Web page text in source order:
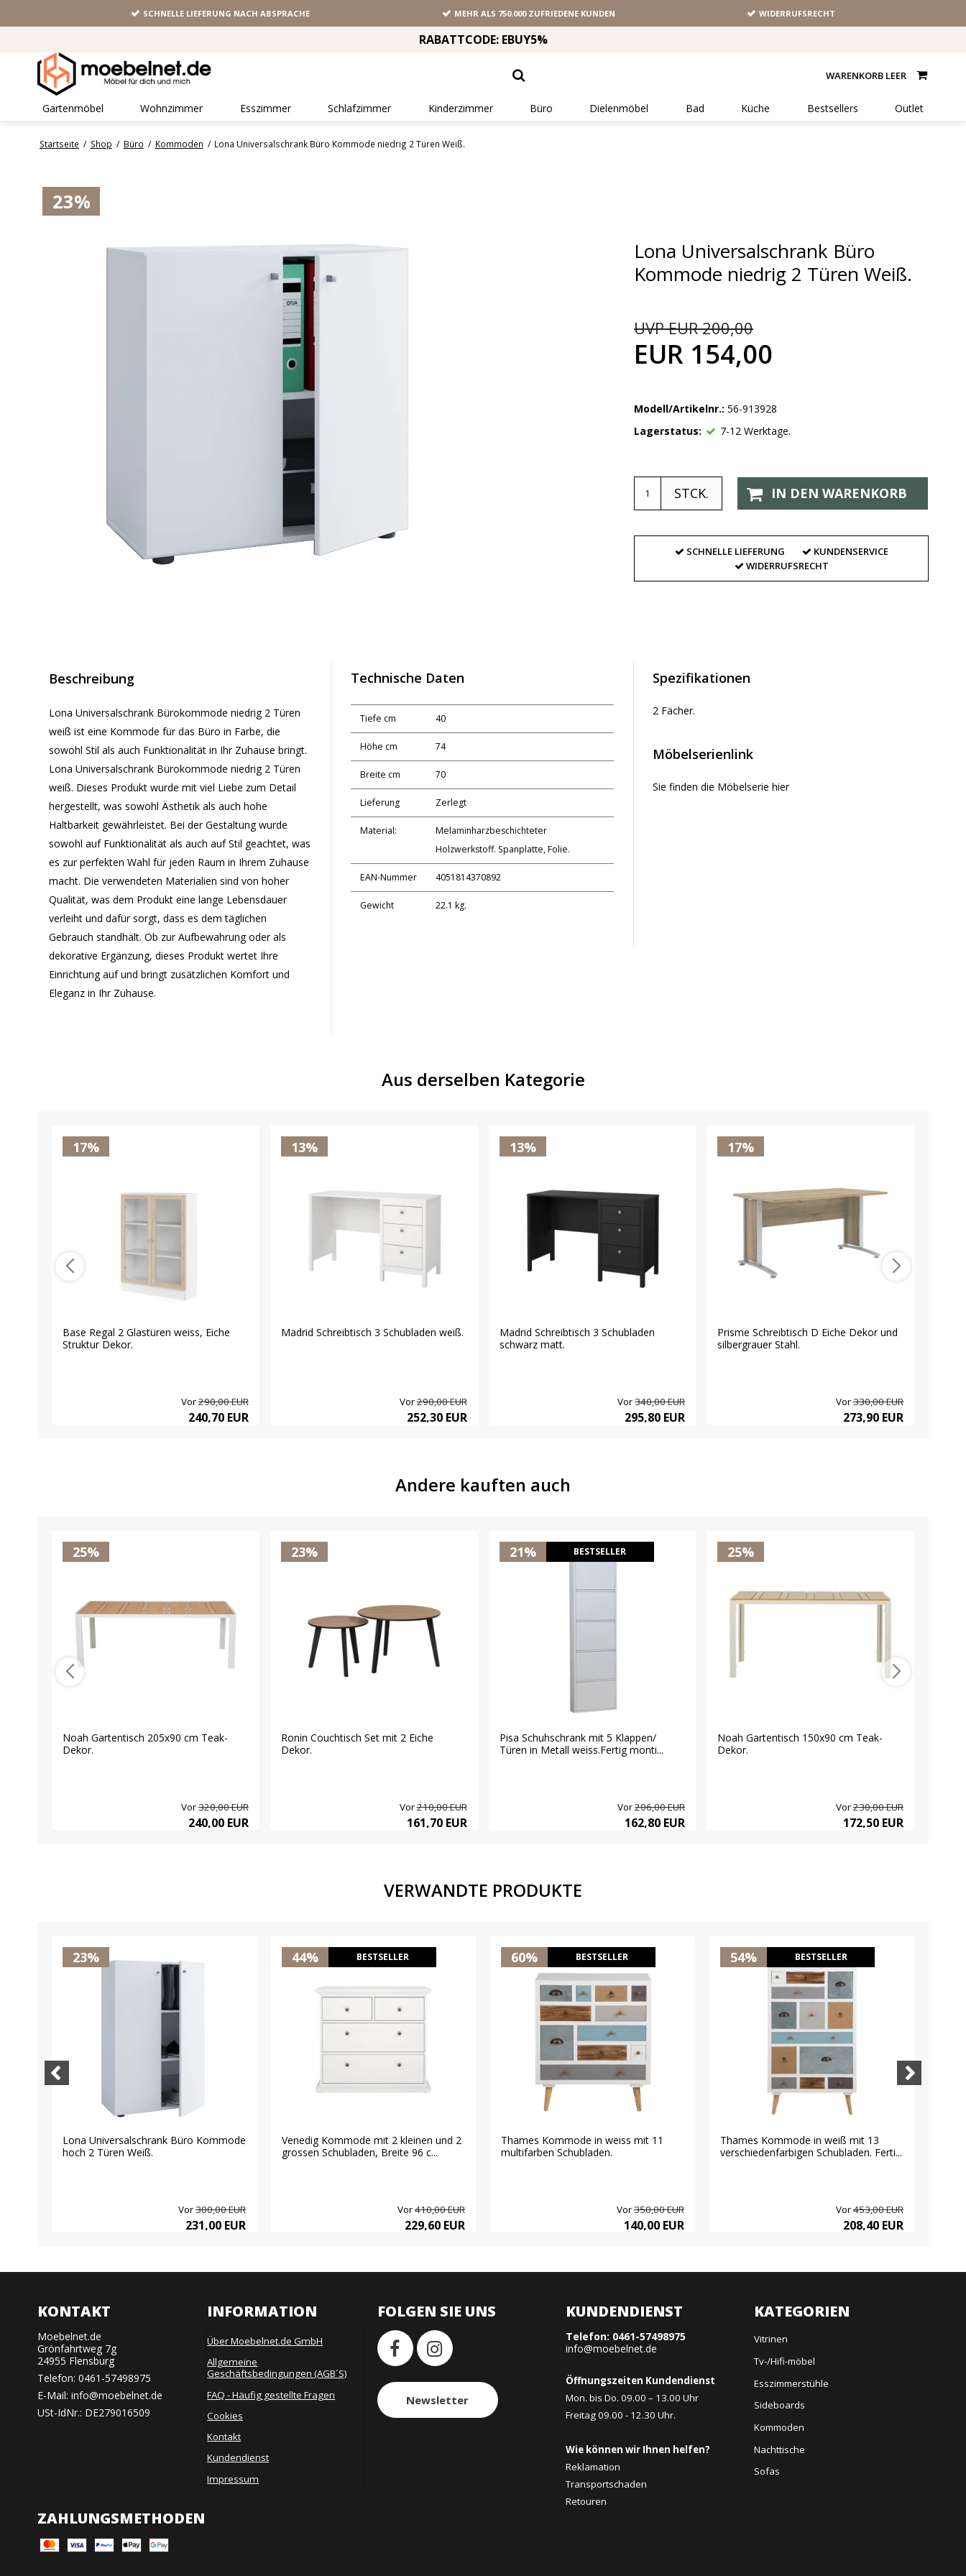
SCHNELLE LIEFERUNG NACH ABSPRACHE MEHR ALS 750.000 ZUFRIEDENE KUNDEN WIDERRUFSRECHT
RABATTCODE: EBUY5%
WARENKORB LEER
Gartenmöbel Wohnzimmer Esszimmer Schlafzimmer Kinderzimmer Büro Dielenmöbel Bad Küche Bestsellers Outlet
Startseite / Shop / Büro / Kommoden / Lona Universalschrank Büro Kommode niedrig 2 Türen Weiß.
23%
Lona Universalschrank Büro
Kommode niedrig 2 Türen Weiß.
EUR 154,00
UVP EUR 200,00
Modell/Artikelnr.: 56-913928
Lagerstatus:
7-12 Werktage.
STCK. IN DEN WARENKORB
SCHNELLE LIEFERUNG
KUNDENSERVICE
WIDERRUFSRECHT
Beschreibung
Lona Universalschrank Bürokommode niedrig 2 Türen
weiß ist eine Kommode für das Büro in Farbe, die
sowohl Stil als auch Funktionalität in Ihr Zuhause bringt.
Lona Universalschrank Bürokommode niedrig 2 Türen
weiß. Dieses Produkt wurde mit viel Liebe zum Detail
hergestellt, was sowohl Ästhetik als auch hohe
Haltbarkeit gewährleistet. Bei der Gestaltung wurde
sowohl auf Funktionalität als auch auf Stil geachtet, was
es zur perfekten Wahl für jeden Raum in Ihrem Zuhause
macht. Die verwendeten Materialien sind von hoher
Qualität, was dem Produkt eine lange Lebensdauer
verleiht und dafür sorgt, dass es dem täglichen
Gebrauch standhält. Ob zur Aufbewahrung oder als
dekorative Ergänzung, dieses Produkt wertet Ihre
Einrichtung auf und bringt zusätzlichen Komfort und
Eleganz in Ihr Zuhause.
Technische Daten
Tiefe cm 40
Höhe cm 74
Breite cm 70
Lieferung Zerlegt
Material:
Melaminharzbeschichteter
Holzwerkstoff. Spanplatte, Folie.
EAN-Nummer 4051814370892
Gewicht 22.1 kg.
Spezifikationen
2 Fächer.
Möbelserienlink
Sie finden die Möbelserie hier
Aus derselben Kategorie
17%
Base Regal 2 Glastüren weiss, Eiche
Struktur Dekor.
Vor290,00 EUR
240,70 EUR
13%
Madrid Schreibtisch 3 Schubladen weiß.
Vor290,00 EUR
252,30 EUR
13%
Madrid Schreibtisch 3 Schubladen
schwarz matt.
Vor340,00 EUR
295,80 EUR
17%
Prisme Schreibtisch D Eiche Dekor und
silbergrauer Stahl.
Vor330,00 EUR
273,90 EUR
Andere kauften auch
25%
Noah Gartentisch 205x90 cm Teak-
Dekor.
Vor320,00 EUR
240,00 EUR
23%
Ronin Couchtisch Set mit 2 Eiche
Dekor.
Vor210,00 EUR
161,70 EUR
21% BESTSELLER
Pisa Schuhschrank mit 5 Klappen/
Türen in Metall weiss.Fertig monti...
Vor206,00 EUR
162,80 EUR
25%
Noah Gartentisch 150x90 cm Teak-
Dekor.
Vor230,00 EUR
172,50 EUR
VERWANDTE PRODUKTE
23%
Lona Universalschrank Büro Kommode
hoch 2 Türen Weiß.
Vor300,00 EUR
231,00 EUR
44% BESTSELLER
Venedig Kommode mit 2 kleinen und 2
grossen Schubladen, Breite 96 c...
Vor410,00 EUR
229,60 EUR
60% BESTSELLER
Thames Kommode in weiss mit 11
multifarben Schubladen.
Vor350,00 EUR
140,00 EUR
54% BESTSELLER
Thames Kommode in weiß mit 13
verschiedenfarbigen Schubladen. Ferti...
Vor453,00 EUR
208,40 EUR
KONTAKT
Moebelnet.de
Grönfahrtweg 7g
24955 Flensburg
Telefon: 0461-57498975
E-Mail: info@moebelnet.de
USt-IdNr.: DE279016509
INFORMATION
Über Moebelnet.de GmbH
Allgemeine
Geschäftsbedingungen (AGB´S)
FAQ - Häufig gestellte Fragen
Cookies
Kontakt
Kundendienst
Impressum
ZAHLUNGSMETHODEN
FOLGEN SIE UNS
Newsletter
KUNDENDIENST
Telefon: 0461-57498975
info@moebelnet.de
Öffnungszeiten Kundendienst
Mon. bis Do. 09.00 – 13.00 Uhr
Freitag 09.00 - 12.30 Uhr.
Wie können wir Ihnen helfen?
Reklamation
Transportschaden
Retouren
KATEGORIEN
Vitrinen
Tv-/Hifi-möbel
Esszimmerstühle
Sideboards
Kommoden
Nachttische
Sofas